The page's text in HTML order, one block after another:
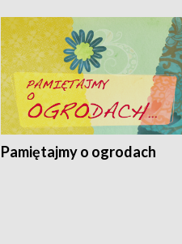
Pamiętajmy o ogrodach